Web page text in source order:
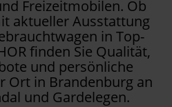
Freizeitmobilen. Ob
aktueller Ausstattung
in Top-
finden Sie Qualität,
und persönliche
Ort in Brandenburg an
und Gardelegen.